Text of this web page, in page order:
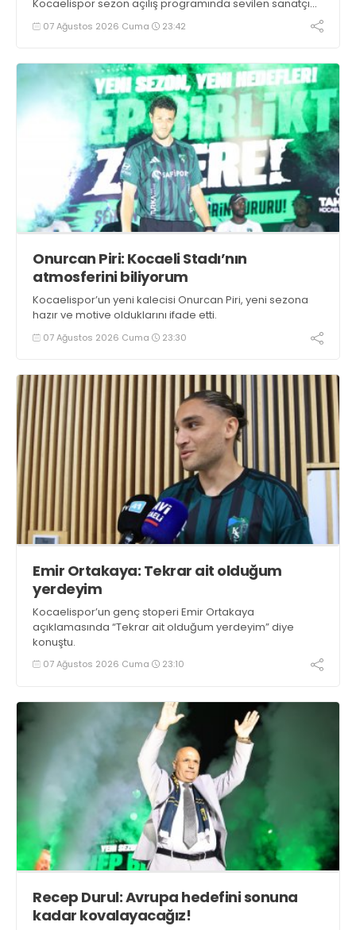
Kocaelispor sezon açılış programında sevilen sanatçı
Buray, verdiği konserle meydanı inletti.
07 Ağustos 2026 Cuma 23:42
Onurcan Piri: Kocaeli Stadı’nın
atmosferini biliyorum
Kocaelispor’un yeni kalecisi Onurcan Piri, yeni sezona
hazır ve motive olduklarını ifade etti.
07 Ağustos 2026 Cuma 23:30
Emir Ortakaya: Tekrar ait olduğum
yerdeyim
Kocaelispor’un genç stoperi Emir Ortakaya
açıklamasında “Tekrar ait olduğum yerdeyim” diye
konuştu.
07 Ağustos 2026 Cuma 23:10
Recep Durul: Avrupa hedefini sonuna
kadar kovalayacağız!